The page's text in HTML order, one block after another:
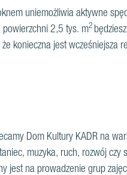
uniemożliwia aktywne
2,5 tys. m2
konieczna jest wcześniejsza
Dom Kultury KADR na
muzyka, ruch, rozwój
jest na prowadzenie grup